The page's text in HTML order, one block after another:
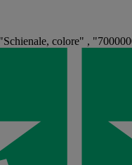
colore" ,